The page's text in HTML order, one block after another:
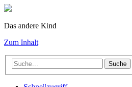
Das andere Kind
Zum Inhalt
Suche